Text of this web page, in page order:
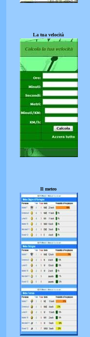
La tua velocità
Il meteo